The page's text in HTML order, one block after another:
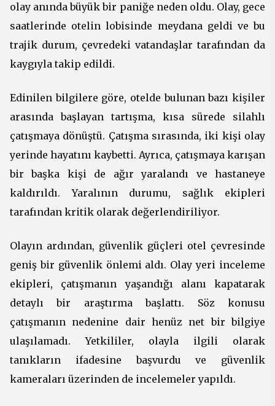
olay anında büyük bir paniğe neden oldu. Olay, gece
saatlerinde otelin lobisinde meydana geldi ve bu
trajik durum, çevredeki vatandaşlar tarafından da
kaygıyla takip edildi.
Edinilen bilgilere göre, otelde bulunan bazı kişiler
arasında başlayan tartışma, kısa sürede silahlı
çatışmaya dönüştü. Çatışma sırasında, iki kişi olay
yerinde hayatını kaybetti. Ayrıca, çatışmaya karışan
bir başka kişi de ağır yaralandı ve hastaneye
kaldırıldı. Yaralının durumu, sağlık ekipleri
tarafından kritik olarak değerlendiriliyor.
Olayın ardından, güvenlik güçleri otel çevresinde
geniş bir güvenlik önlemi aldı. Olay yeri inceleme
ekipleri, çatışmanın yaşandığı alanı kapatarak
detaylı bir araştırma başlattı. Söz konusu
çatışmanın nedenine dair henüz net bir bilgiye
ulaşılamadı. Yetkililer, olayla ilgili olarak
tanıkların ifadesine başvurdu ve güvenlik
kameraları üzerinden de incelemeler yapıldı.